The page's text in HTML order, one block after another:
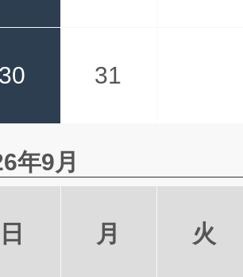
30 31
年9月
日 月 火